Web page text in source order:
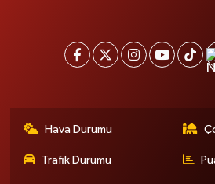
Hava Durumu
Trafik Durumu